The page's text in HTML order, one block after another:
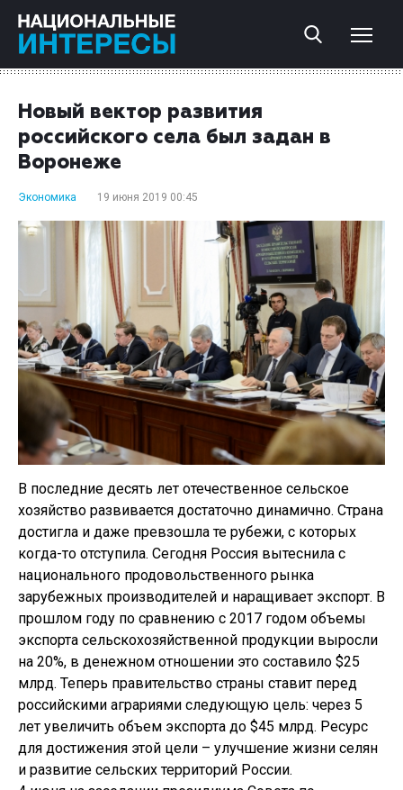
Новый вектор развития
российского села был задан в
Воронеже
Экономика 19 июня 2019 00:45
В последние десять лет отечественное сельское
хозяйство развивается достаточно динамично. Страна
достигла и даже превзошла те рубежи, с которых
когда-то отступила. Сегодня Россия вытеснила с
национального продовольственного рынка
зарубежных производителей и наращивает экспорт. В
прошлом году по сравнению с 2017 годом объемы
экспорта сельскохозяйственной продукции выросли
на 20%, в денежном отношении это составило $25
млрд. Теперь правительство страны ставит перед
российскими аграриями следующую цель: через 5
лет увеличить объем экспорта до $45 млрд. Ресурс
для достижения этой цели – улучшение жизни селян
и развитие сельских территорий России.